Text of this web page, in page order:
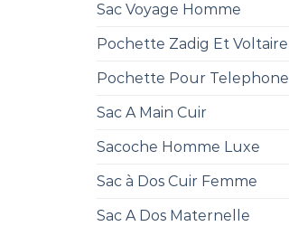
Sac Voyage Homme
Pochette Zadig Et Voltaire
Pochette Pour Telephone
Sac A Main Cuir
Sacoche Homme Luxe
Sac à Dos Cuir Femme
Sac A Dos Maternelle